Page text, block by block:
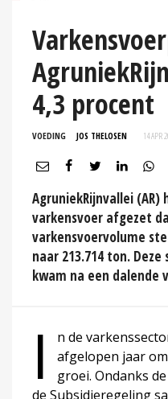
4,3 procent
VOEDING JOS THELOSEN 14 APR
AgruniekRijnvallei
varkensvoer afgezet
varkensvoervolume
naar 213.714 ton.
kwam na een dalende
I
n de
afgelopen jaar
groei. Ondanks
de Subsidieregeling